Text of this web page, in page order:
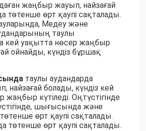
жаңбыр жауып, найзағай
төтенше өрт қаупі сақталады.
Медеу және
таулы
кей уақытта нөсер жаңбыр
ойнайды, күндіз бұршақ
таулы аудандарда
найзағай болады, күндіз кей
жаңбыр күтіледі. Оңтүстігінде
шығысында және
өрт қаупі сақталады.
төтенше өрт қаупі сақталады.